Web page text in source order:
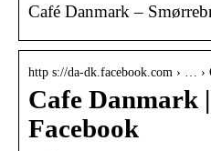
Café Danmark –
http s://da-dk.facebook.com › … ›
Cafe Danmark
Facebook